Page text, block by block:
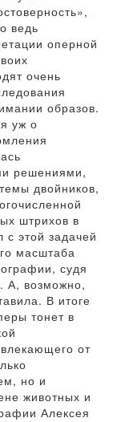
ведь
оперной
очень
образов.
уж о
решениями,
двойников,
штрихов в
этой задачей
масштаба
судя
А, возможно,
В итоге
тонет в
от
но и
животных и
Алексея